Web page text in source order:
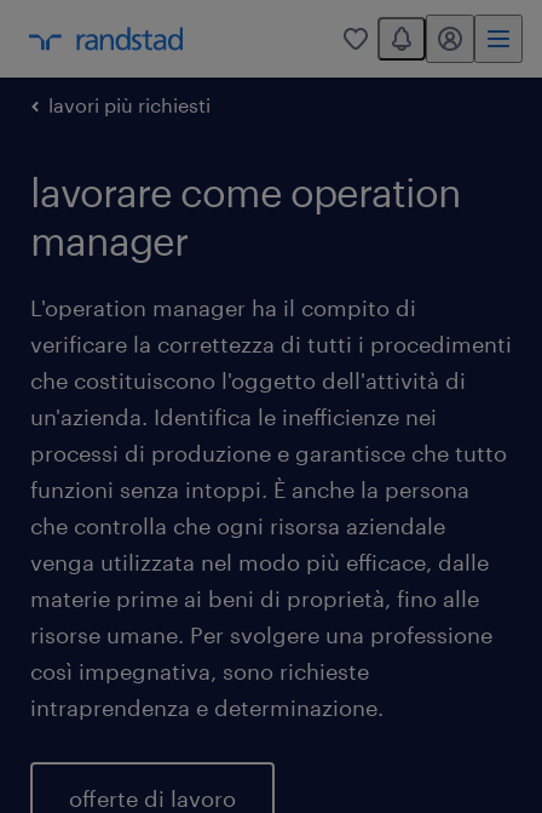
0
You have 0
my randstad
lavori più richiesti
lavorare come operation
manager
L'operation manager ha il compito di
verificare la correttezza di tutti i procedimenti
che costituiscono l'oggetto dell'attività di
un'azienda. Identifica le inefficienze nei
processi di produzione e garantisce che tutto
funzioni senza intoppi. È anche la persona
che controlla che ogni risorsa aziendale
venga utilizzata nel modo più efficace, dalle
materie prime ai beni di proprietà, fino alle
risorse umane. Per svolgere una professione
così impegnativa, sono richieste
intraprendenza e determinazione.
offerte di lavoro